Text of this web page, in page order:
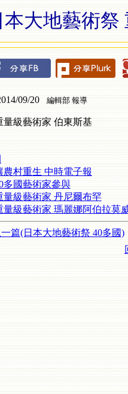
本大地藝術
09/20 編輯部 報導
量級藝術家 伯東斯基
農村重生 中時電子報
多國藝術家參與
量級藝術家 丹尼爾布罕
量級藝術家 瑪麗娜阿伯拉莫
一篇(日本大地藝術祭 40多國)